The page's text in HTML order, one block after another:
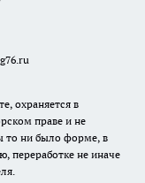
охраняется в
праве и не
то ни было форме, в
переработке не иначе